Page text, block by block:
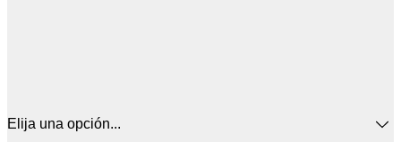
Elija una opción...